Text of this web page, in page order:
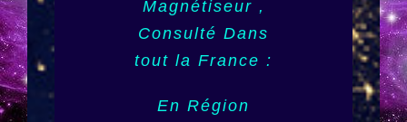
Magnétiseur ,
Consulté Dans
tout la France :
En Région
Charentes,
Poitiers (86),
(67)
(987), Outre mer,
Mayotte (976)